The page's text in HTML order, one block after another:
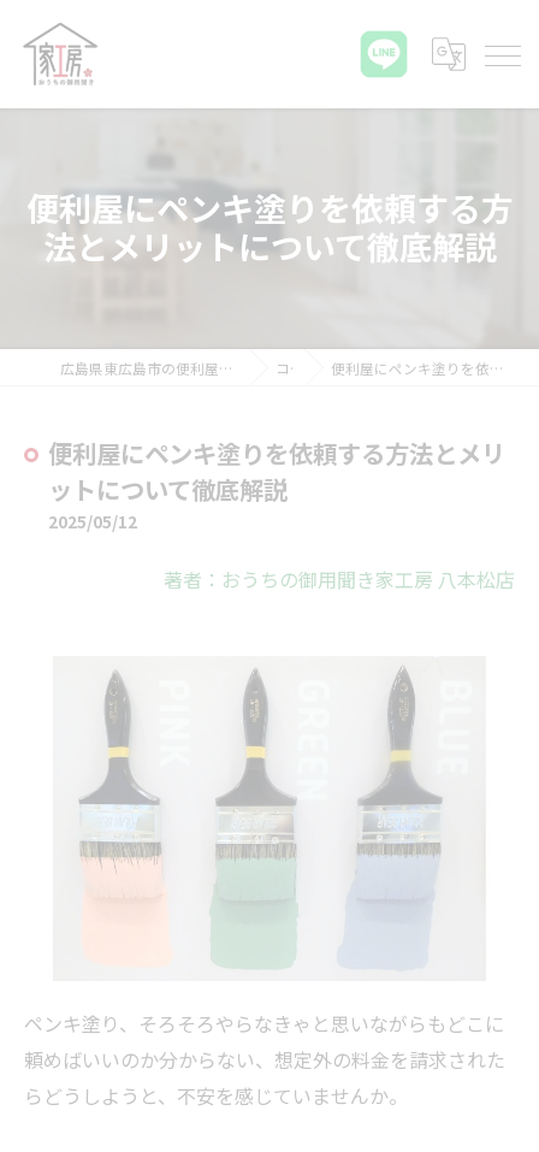
便利屋にペンキ塗りを依頼する方
法とメリットについて徹底解説
広島県東広島市の便利屋ならおうちの御用聞き家工房 八本松店 コラム 便利屋にペンキ塗りを依頼する方法とメリットについて徹底解説
便利屋にペンキ塗りを依頼する方法とメリ
ットについて徹底解説
2025/05/12
著者：おうちの御用聞き家工房 八本松店
ペンキ塗り、そろそろやらなきゃと思いながらもどこに
頼めばいいのか分からない、想定外の料金を請求された
らどうしようと、不安を感じていませんか。